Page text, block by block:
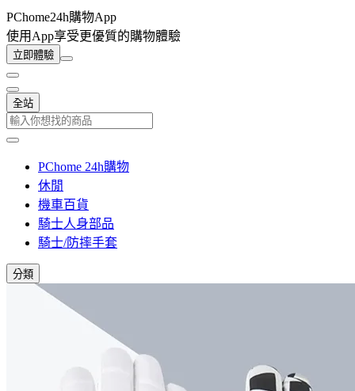
PChome24h購物App
使用App享受更優質的購物體驗
立即體驗
全站
PChome 24h購物
休閒
機車百貨
騎士人身部品
騎士/防摔手套
分類